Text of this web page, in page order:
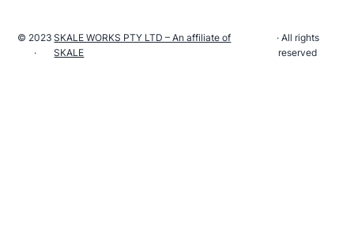
© 2023
·
SKALE WORKS PTY LTD – An affiliate of
SKALE
· All rights
reserved